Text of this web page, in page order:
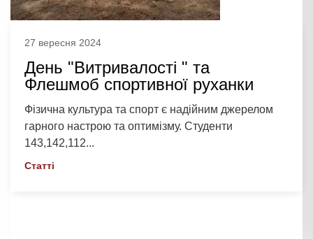
27 вересня 2024
День "Витривалості " та
Флешмоб спортивної руханки
Фізична культура та спорт є надійним джерелом
гарного настрою та оптимізму. Студенти
143,142,112...
Статті